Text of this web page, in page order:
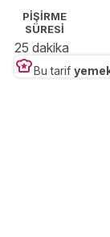
PİŞİRME
SÜRESİ
25 dakika
Bu tarif